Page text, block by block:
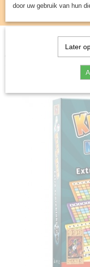
Inloggen Registreren
Spellen &
- Level 2, 3 en 4 -
door uw gebruik van hun
Later